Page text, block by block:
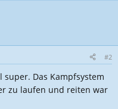
#2
Das Kampfsystem
zu laufen und reiten war